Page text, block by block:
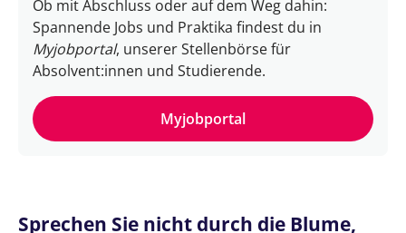
Ob mit Abschluss oder auf dem Weg dahin:
Spannende Jobs und Praktika findest du in
Myjobportal, unserer Stellenbörse für
Absolvent:innen und Studierende.
Myjobportal
Sprechen Sie nicht durch die Blume,